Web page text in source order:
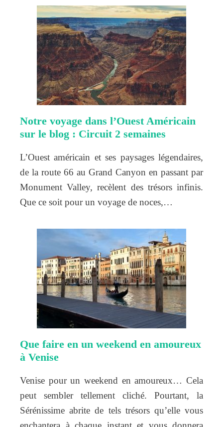
Notre voyage dans l’Ouest Américain
sur le blog : Circuit 2 semaines
L’Ouest américain et ses paysages légendaires,
de la route 66 au Grand Canyon en passant par
Monument Valley, recèlent des trésors infinis.
Que ce soit pour un voyage de noces,…
Que faire en un weekend en amoureux
à Venise
Venise pour un weekend en amoureux… Cela
peut sembler tellement cliché. Pourtant, la
Sérénissime abrite de tels trésors qu’elle vous